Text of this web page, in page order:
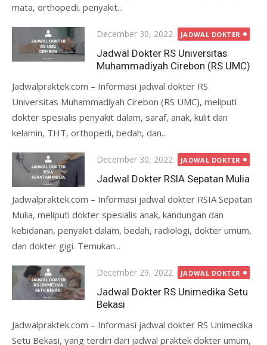
mata, orthopedi, penyakit...
Posted
on
December 30, 2022 JADWAL DOKTER
Jadwal Dokter RS Universitas
Muhammadiyah Cirebon (RS UMC)
Jadwalpraktek.com – Informasi jadwal dokter RS
Universitas Muhammadiyah Cirebon (RS UMC), meliputi
dokter spesialis penyakit dalam, saraf, anak, kulit dan
kelamin, THT, orthopedi, bedah, dan...
Posted
on
December 30, 2022 JADWAL DOKTER
Jadwal Dokter RSIA Sepatan Mulia
Jadwalpraktek.com – Informasi jadwal dokter RSIA Sepatan
Mulia, meliputi dokter spesialis anak, kandungan dan
kebidanan, penyakit dalam, bedah, radiologi, dokter umum,
dan dokter gigi. Temukan...
Posted
on
December 29, 2022 JADWAL DOKTER
Jadwal Dokter RS Unimedika Setu
Bekasi
Jadwalpraktek.com – Informasi jadwal dokter RS Unimedika
Setu Bekasi, yang terdiri dari jadwal praktek dokter umum,